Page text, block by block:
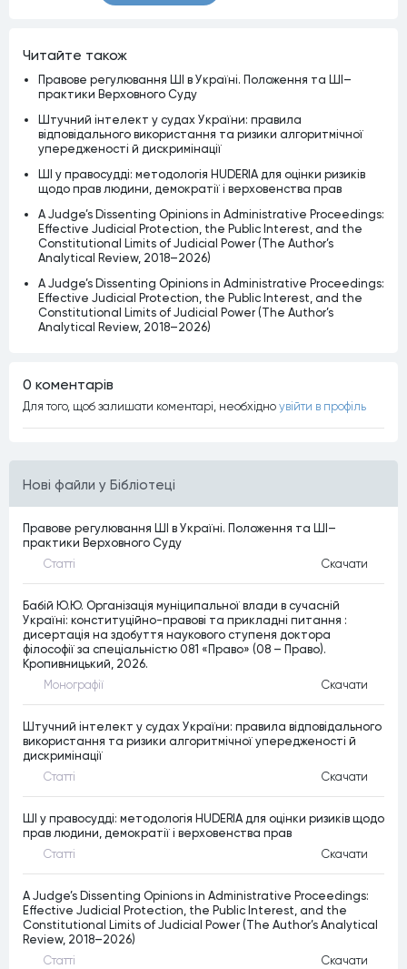
Нові файли у Бібліотеці
Правове регулювання ШІ в Україні. Положення та ШІ–
практики Верховного Суду
Статтi Скачати
Бабій Ю.Ю. Організація муніципальної влади в сучасній
Україні: конституційно-правові та прикладні питання :
дисертація на здобуття наукового ступеня доктора
філософії за спеціальністю 081 «Право» (08 – Право).
Кропивницький, 2026.
Монографiї Скачати
Штучний інтелект у судах України: правила відповідального
використання та ризики алгоритмічної упередженості й
дискримінації
Статтi Скачати
ШІ у правосудді: методологія HUDERIA для оцінки ризиків щодо
прав людини, демократії і верховенства прав
Статтi Скачати
A Judge’s Dissenting Opinions in Administrative Proceedings:
Effective Judicial Protection, the Public Interest, and the
Constitutional Limits of Judicial Power (The Author’s Analytical
Review, 2018–2026)
Статтi Скачати
Читайте також
Правове регулювання ШІ в Україні. Положення та ШІ–
практики Верховного Суду
Штучний інтелект у судах України: правила
відповідального використання та ризики алгоритмічної
упередженості й дискримінації
ШІ у правосудді: методологія HUDERIA для оцінки ризиків
щодо прав людини, демократії і верховенства прав
A Judge’s Dissenting Opinions in Administrative Proceedings:
Effective Judicial Protection, the Public Interest, and the
Constitutional Limits of Judicial Power (The Author’s
Analytical Review, 2018–2026)
A Judge’s Dissenting Opinions in Administrative Proceedings:
Effective Judicial Protection, the Public Interest, and the
Constitutional Limits of Judicial Power (The Author’s
Analytical Review, 2018–2026)
0 коментарiв
Для того, щоб залишати коментарi, необхiдно увiйти в профiль